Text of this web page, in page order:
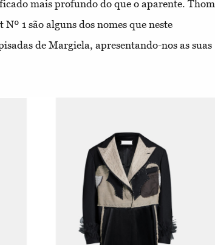
mais profundo do que o aparente. Thom
1 são alguns dos nomes que neste
de Margiela, apresentando-nos as suas